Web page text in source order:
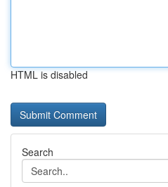
HTML is disabled
Search